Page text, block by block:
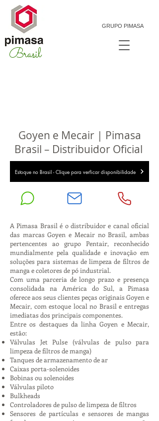
Brasil
GRUPO PIMASA
Goyen e Mecair | Pimasa
Brasil – Distribuidor Oficial
Estoque no Brasil - Clique para verficar disponibilidade
A Pimasa Brasil é o distribuidor e canal oficial
das marcas Goyen e Mecair no Brasil, ambas
pertencentes ao grupo Pentair, reconhecido
mundialmente pela qualidade e inovação em
soluções para sistemas de limpeza de filtros de
manga e coletores de pó industrial.
Com uma parceria de longo prazo e presença
consolidada na América do Sul, a Pimasa
oferece aos seus clientes peças originais Goyen e
Mecair, com estoque local no Brasil e entregas
imediatas dos principais componentes.
Entre os destaques da linha Goyen e Mecair,
estão:
Válvulas Jet Pulse (válvulas de pulso para
limpeza de filtros de manga)
Tanques de armazenamento de ar
Caixas porta-solenoides
Bobinas ou solenoides
Válvulas piloto
Bulkheads
Controladores de pulso de limpeza de filtros
Sensores de partículas e sensores de mangas